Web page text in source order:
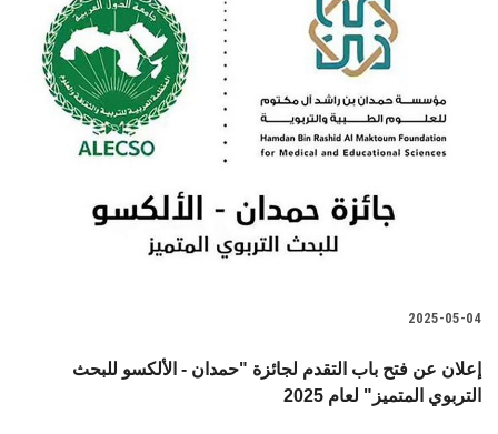
2025-05-04
إعلان عن فتح باب التقدم لجائزة "حمدان - الألكسو للبحث
التربوي المتميز" لعام 2025